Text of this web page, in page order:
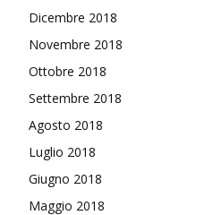
Dicembre 2018
Novembre 2018
Ottobre 2018
Settembre 2018
Agosto 2018
Luglio 2018
Giugno 2018
Maggio 2018